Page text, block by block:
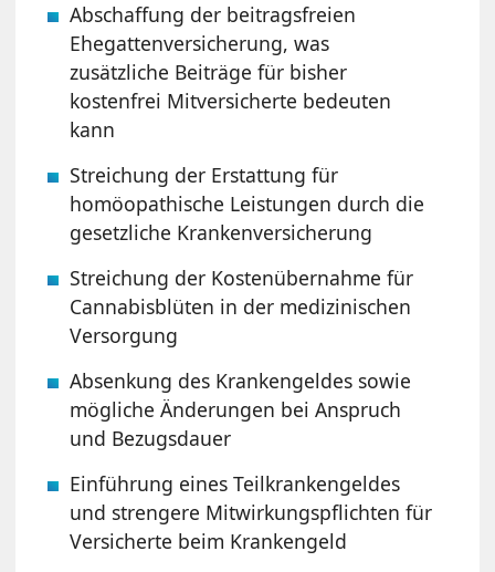
Abschaffung der beitragsfreien
Ehegattenversicherung, was
zusätzliche Beiträge für bisher
kostenfrei Mitversicherte bedeuten
kann
Streichung der Erstattung für
homöopathische Leistungen durch die
gesetzliche Krankenversicherung
Streichung der Kostenübernahme für
Cannabisblüten in der medizinischen
Versorgung
Absenkung des Krankengeldes sowie
mögliche Änderungen bei Anspruch
und Bezugsdauer
Einführung eines Teilkrankengeldes
und strengere Mitwirkungspflichten für
Versicherte beim Krankengeld